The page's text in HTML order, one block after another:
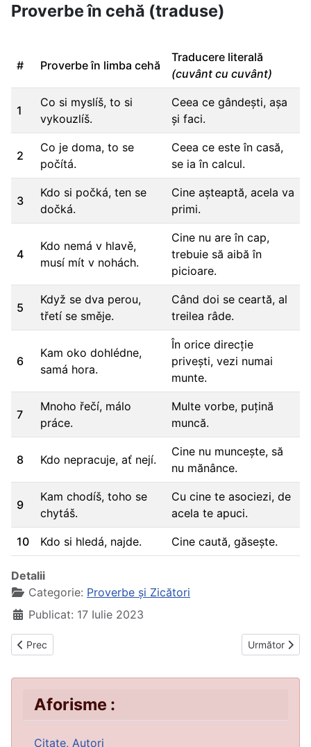
Proverbe în cehă (traduse)
# Proverbe în limba cehă
Traducere literală
(cuvânt cu cuvânt)
1
Co si myslíš, to si
vykouzlíš.
Ceea ce gândești, așa
și faci.
2
Co je doma, to se
počítá.
Ceea ce este în casă,
se ia în calcul.
3
Kdo si počká, ten se
dočká.
Cine așteaptă, acela va
primi.
4
Kdo nemá v hlavě,
musí mít v nohách.
Cine nu are în cap,
trebuie să aibă în
picioare.
5
Když se dva perou,
třetí se směje.
Când doi se ceartă, al
treilea râde.
6
Kam oko dohlédne,
samá hora.
În orice direcție
privești, vezi numai
munte.
7
Mnoho řečí, málo
práce.
Multe vorbe, puțină
muncă.
8 Kdo nepracuje, ať nejí.
Cine nu muncește, să
nu mănânce.
9
Kam chodíš, toho se
chytáš.
Cu cine te asociezi, de
acela te apuci.
10 Kdo si hledá, najde. Cine caută, găsește.
Detalii
Categorie: Proverbe și Zicători
Publicat: 17 Iulie 2023
Articol precedent: Proverbe aromâne
Prec Articolul
Următor
Aforisme :
Citate, Autori